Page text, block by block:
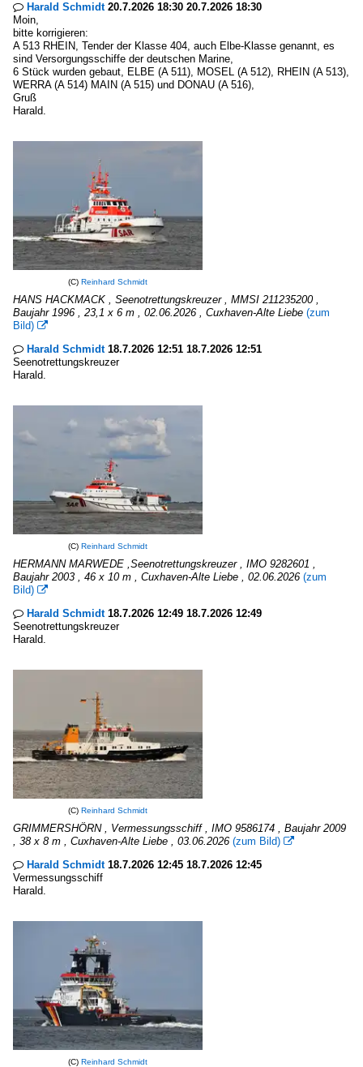
 Harald Schmidt20.7.2026 18:30 20.7.2026 18:30
Moin,
bitte korrigieren:
A 513 RHEIN, Tender der Klasse 404, auch Elbe-Klasse genannt, es
sind Versorgungsschiffe der deutschen Marine,
6 Stück wurden gebaut, ELBE (A 511), MOSEL (A 512), RHEIN (A 513),
WERRA (A 514) MAIN (A 515) und DONAU (A 516),
Gruß
Harald.
(C) Reinhard Schmidt
HANS HACKMACK , Seenotrettungskreuzer , MMSI 211235200 ,
Baujahr 1996 , 23,1 x 6 m , 02.06.2026 , Cuxhaven-Alte Liebe (zum
Bild) 
 Harald Schmidt18.7.2026 12:51 18.7.2026 12:51
Seenotrettungskreuzer
Harald.
(C) Reinhard Schmidt
HERMANN MARWEDE ,Seenotrettungskreuzer , IMO 9282601 ,
Baujahr 2003 , 46 x 10 m , Cuxhaven-Alte Liebe , 02.06.2026 (zum
Bild) 
 Harald Schmidt18.7.2026 12:49 18.7.2026 12:49
Seenotrettungskreuzer
Harald.
(C) Reinhard Schmidt
GRIMMERSHÖRN , Vermessungsschiff , IMO 9586174 , Baujahr 2009
, 38 x 8 m , Cuxhaven-Alte Liebe , 03.06.2026 (zum Bild) 
 Harald Schmidt18.7.2026 12:45 18.7.2026 12:45
Vermessungsschiff
Harald.
(C) Reinhard Schmidt